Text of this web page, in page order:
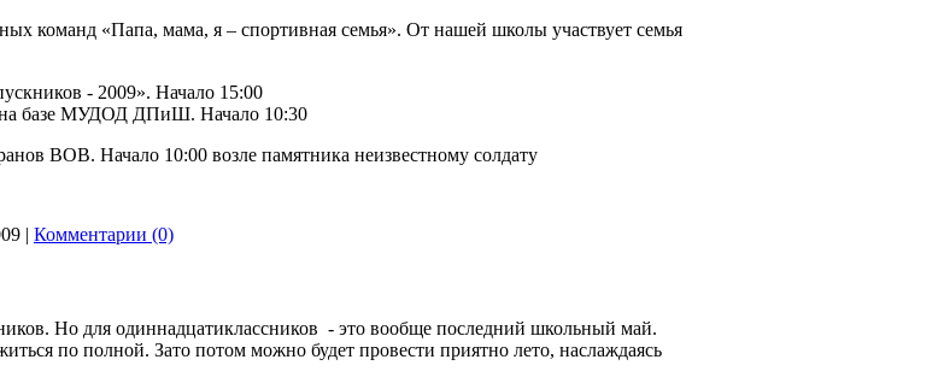
команд «Папа, мама, я – спортивная семья». От нашей школы участвует семья
- 2009». Начало 15:00
на базе МУДОД ДПиШ. Начало 10:30
ВОВ. Начало 10:00 возле памятника неизвестному солдату
| Комментарии (0)
Но для одиннадцатиклассников - это вообще последний школьный май.
по полной. Зато потом можно будет провести приятно лето, наслаждаясь